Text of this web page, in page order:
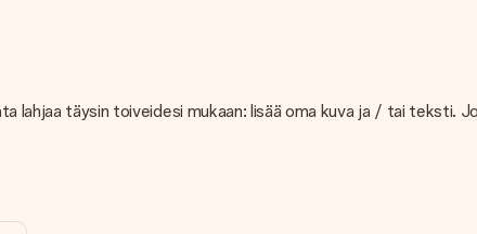
lahjaa täysin toiveidesi mukaan: lisää oma kuva ja / tai teksti.